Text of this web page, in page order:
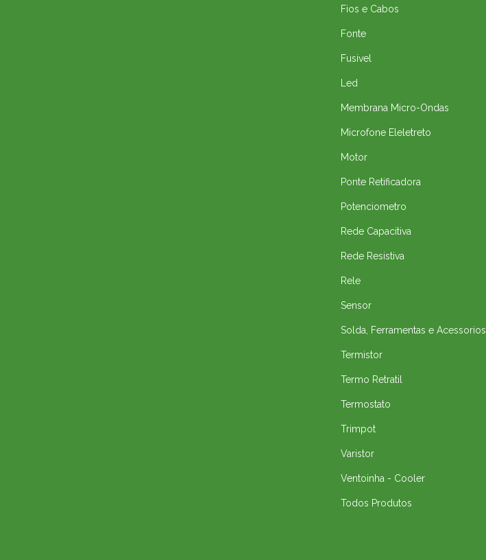
Fios e Cabos
Fonte
Fusivel
Led
Membrana Micro-Ondas
Microfone Eleletreto
Motor
Ponte Retificadora
Potenciometro
Rede Capacitiva
Rede Resistiva
Rele
Sensor
Solda, Ferramentas e Acessorios
Termistor
Termo Retratil
Termostato
Trimpot
Varistor
Ventoinha - Cooler
Todos Produtos